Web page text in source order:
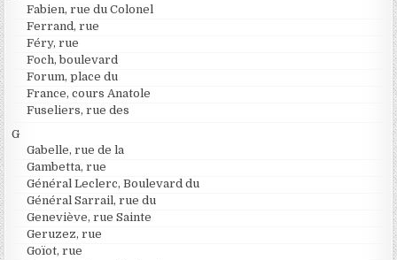
Fabien, rue du Colonel
Ferrand, rue
Féry, rue
Foch, boulevard
Forum, place du
France, cours Anatole
Fuseliers, rue des
G
Gabelle, rue de la
Gambetta, rue
Général Leclerc, Boulevard du
Général Sarrail, rue du
Geneviève, rue Sainte
Geruzez, rue
Goïot, rue